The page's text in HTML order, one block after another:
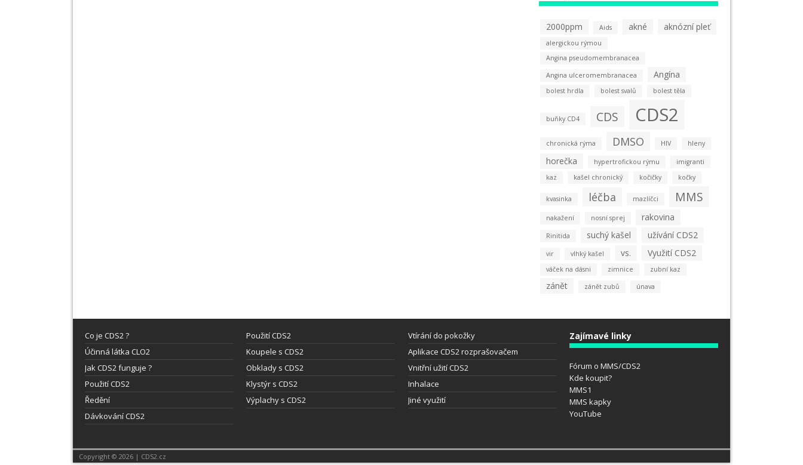
2000ppm Aids akné aknózní pleť
alergickou rýmou
Angina pseudomembranacea
Angina ulceromembranacea Angína
bolest hrdla bolest svalů bolest těla
buňky CD4 CDS CDS2
chronická rýma DMSO HIV hleny
horečka hypertrofickou rýmu
imigranti
kaz
kašel chronický kočičky kočky
kvasinka léčba mazlíčci MMS
nakažení nosní sprej rakovina
Rinitida suchý kašel užívání CDS2
vir vlhký kašel vs. Využití CDS2
váček na dásni zimnice zubní kaz
zánět zánět zubů únava
Co je CDS2 ?
Účinná látka CLO2
Jak CDS2 funguje ?
Použití CDS2
Ředění
Dávkování CDS2
Použití CDS2
Koupele s CDS2
Obklady s CDS2
Klystýr s CDS2
Výplachy s CDS2
Vtírání do pokožky
Aplikace CDS2 rozprašovačem
Vnitřní užití CDS2
Inhalace
Jiné využití
Zajímavé linky
Fórum o MMS/CDS2
Kde koupit?
MMS1
MMS kapky
YouTube
Copyright © 2026 | CDS2.cz